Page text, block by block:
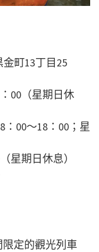
町13丁目25
00（星期日休
00～18：00；星
星期日休息）
定的觀光列車